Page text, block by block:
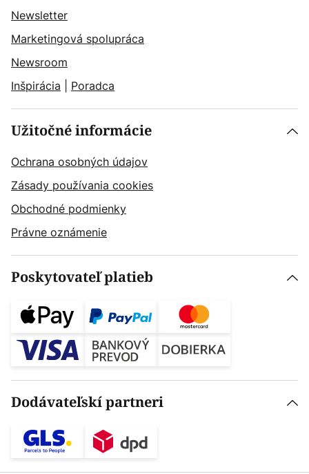
Newsletter
Marketingová spolupráca
Newsroom
Inšpirácia
Poradca
Užitočné informácie
Ochrana osobných údajov
Zásady používania cookies
Obchodné podmienky
Právne oznámenie
Poskytovateľ platieb
Dodávateľskí partneri